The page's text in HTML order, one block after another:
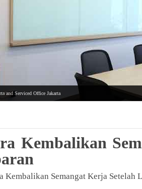
and Serviced Office Jakarta
Kembalikan
Kembalikan Semangat Kerja Setelah